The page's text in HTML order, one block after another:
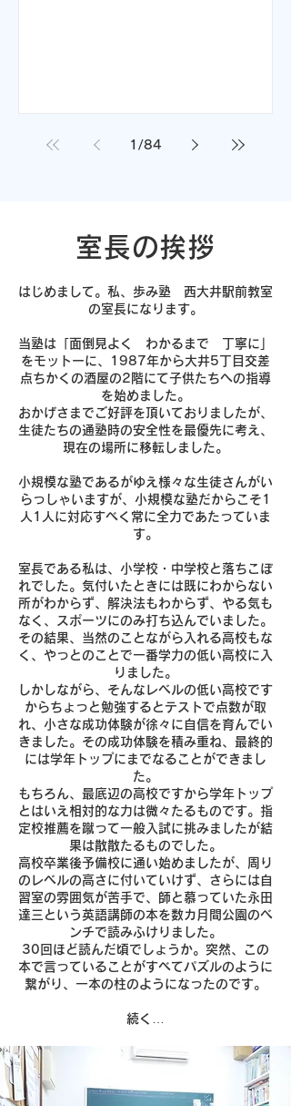
1 /84
室長の挨拶
はじめまして。私、歩み塾 西大井駅前教室
の室長になります。
当塾は「面倒見よく わかるまで 丁寧に」
をモットーに、1987年から大井5丁目交差
点ちかくの酒屋の2階にて子供たちへの指導
を始めました。
おかげさまでご好評を頂いておりましたが、
生徒たちの通塾時の安全性を最優先に考え、
現在の場所に移転しました。
小規模な塾であるがゆえ様々な生徒さんがい
らっしゃいますが、小規模な塾だからこそ1
人1人に対応すべく常に全力であたっていま
す。
室長である私は、小学校・中学校と落ちこぼ
れでした。気付いたときには既にわからない
所がわからず、解決法もわからず、やる気も
なく、スポーツにのみ打ち込んでいました。
その結果、当然のことながら入れる高校もな
く、やっとのことで一番学力の低い高校に入
りました。
しかしながら、そんなレベルの低い高校です
からちょっと勉強するとテストで点数が取
れ、小さな成功体験が徐々に自信を育んでい
きました。その成功体験を積み重ね、最終的
には学年トップにまでなることができまし
た。
もちろん、最底辺の高校ですから学年トップ
とはいえ相対的な力は微々たるものです。指
定校推薦を蹴って一般入試に挑みましたが結
果は散散たるものでした。
高校卒業後予備校に通い始めましたが、周り
のレベルの高さに付いていけず、さらには自
習室の雰囲気が苦手で、師と慕っていた永田
達三という英語講師の本を数カ月間公園のベ
ンチで読みふけりました。
30回ほど読んだ頃でしょうか。突然、この
本で言っていることがすべてパズルのように
繋がり、一本の柱のようになったのです。
続く…